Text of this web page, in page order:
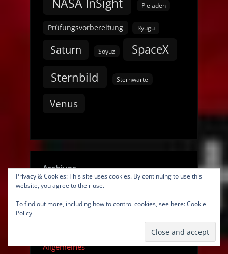
Plejaden
Prüfungsvorbereitung Ryugu
Saturn Soyuz
SpaceX
Sternbild
Sternwarte
Venus
Archives
Allgemeines
Privacy & Cookies: This site uses cookies. By continuing to use this
website, you agree to their use.
To find out more, including how to control cookies, see here:Cookie
Policy